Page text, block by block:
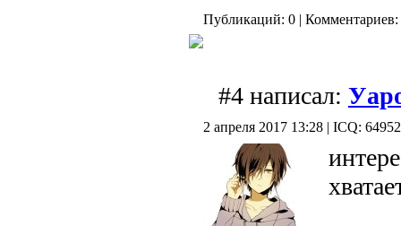
Публикаций: 0 | Комментариев:
#4 написал:
2 апреля 2017 13:28 | ICQ: